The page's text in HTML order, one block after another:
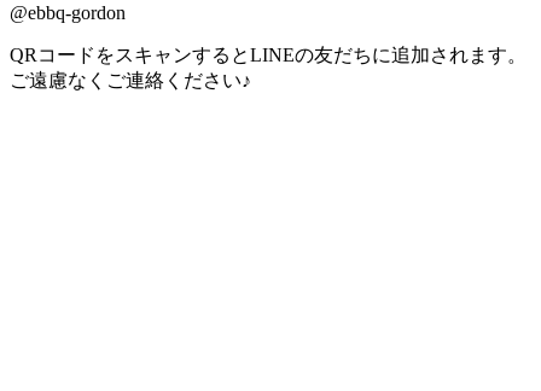
@ebbq-gordon
QRコードをスキャンするとLINEの友だちに追加されます。
ご遠慮なくご連絡ください♪